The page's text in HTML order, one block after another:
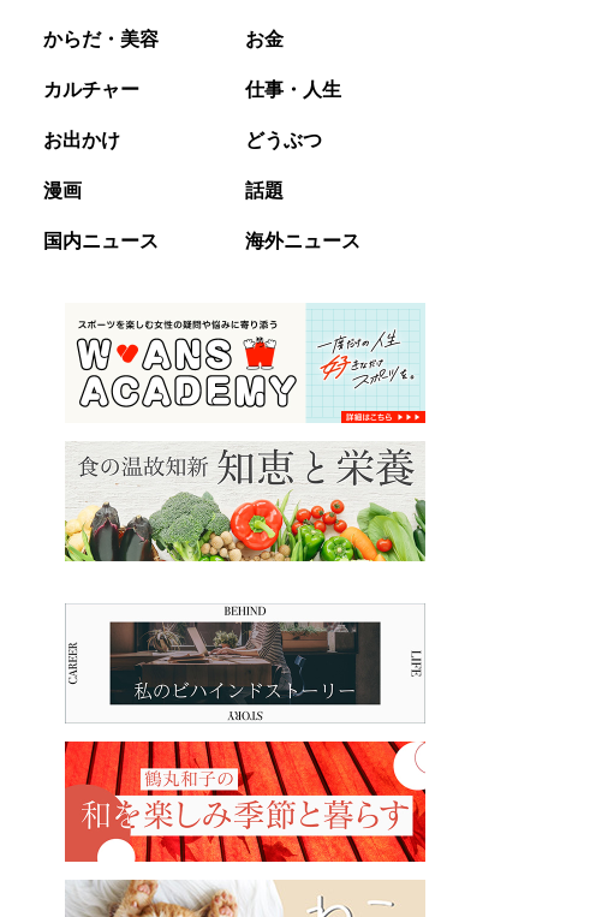
からだ・美容 お金
カルチャー 仕事・人生
お出かけ どうぶつ
漫画 話題
国内ニュース 海外ニュース